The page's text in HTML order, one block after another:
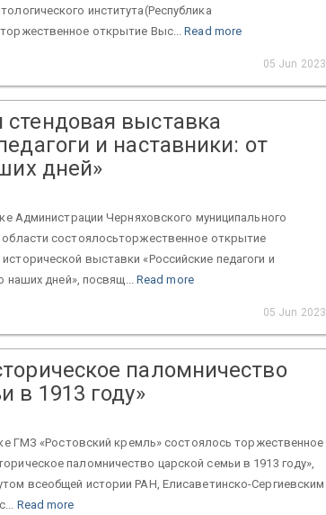
института(Республика
открытие Выс...Read more
05 Jun 2023
выставка
и наставники: от
дней»
Администрации Черняховского муниципального
области состоялосьторжественное открытие
выставки «Российские педагоги и
наших дней», посвящ... Read more
05 Jun 2023
паломничество
в 1913 году»
ГМЗ «Ростовский кремль» состоялось торжественное
паломничество царской семьи в 1913 году»,
всеобщей истории РАН, Елисаветинско-Сергиевским
Read more